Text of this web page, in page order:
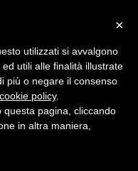
community #1 in
×
utilizzati si avvalgono
utili alle finalità illustrate
più o negare il consenso
cookie policy.
pagina, cliccando
in altra maniera,